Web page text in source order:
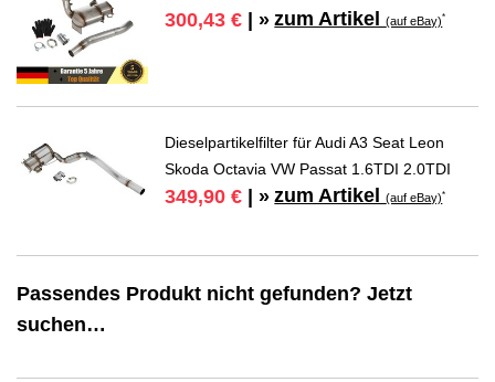
300,43 € | » zum Artikel(auf eBay)*
Dieselpartikelfilter für Audi A3 Seat Leon
Skoda Octavia VW Passat 1.6TDI 2.0TDI
349,90 € | » zum Artikel(auf eBay)*
Passendes Produkt nicht gefunden? Jetzt
suchen…